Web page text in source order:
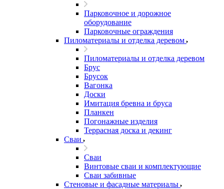
Парковочное и дорожное
оборудование
Парковочные ограждения
Пиломатериалы и отделка деревом
Пиломатериалы и отделка деревом
Брус
Брусок
Вагонка
Доски
Имитация бревна и бруса
Планкен
Погонажные изделия
Террасная доска и декинг
Сваи
Сваи
Винтовые сваи и комплектующие
Сваи забивные
Стеновые и фасадные материалы